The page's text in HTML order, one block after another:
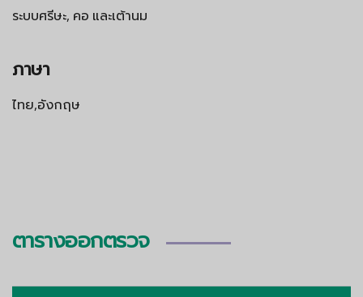
ระบบศรีษะ, คอ และเต้านม
ภาษา
ไทย,อังกฤษ
ตารางออกตรวจ